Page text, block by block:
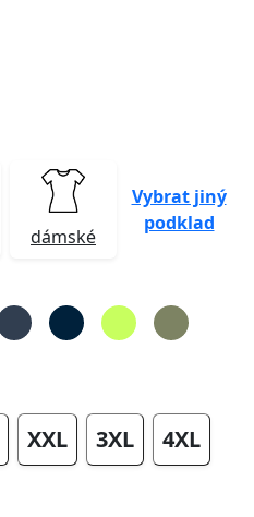
dámské
Vybrat jiný
podklad
XXL 3XL 4XL